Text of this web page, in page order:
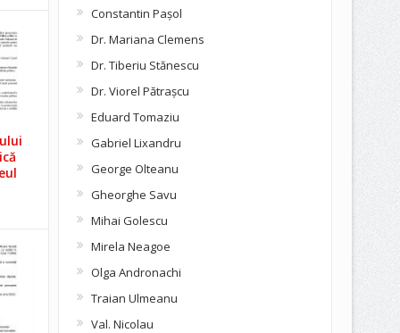
Constantin Pașol
Dr. Mariana Clemens
Dr. Tiberiu Stănescu
Dr. Viorel Pătraşcu
Eduard Tomaziu
Gabriel Lixandru
George Olteanu
Gheorghe Savu
Mihai Golescu
Mirela Neagoe
Olga Andronachi
Traian Ulmeanu
Val. Nicolau